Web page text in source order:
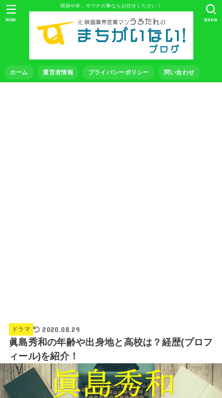
映画や本、サウナの事ならお任せください！
ホーム 運営者情報 プライバシーポリシー 問い合わせ
SEARCH
MENU
ドラマ 2020.08.29
眞島秀和の年齢や出身地と高校は？経歴(プロフ
ィール)を紹介！